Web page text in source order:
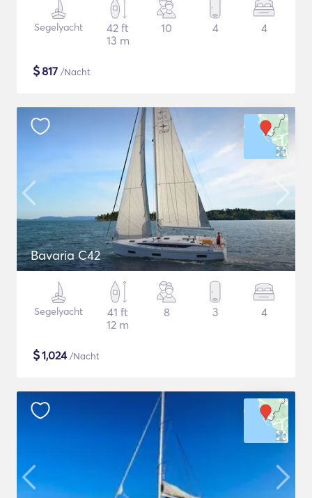
Segelyacht
42 ft
13 m
10 4 4
$817 /Nacht
Bavaria C42
Segelyacht
41 ft
12 m
8 3 4
$1,024/Nacht